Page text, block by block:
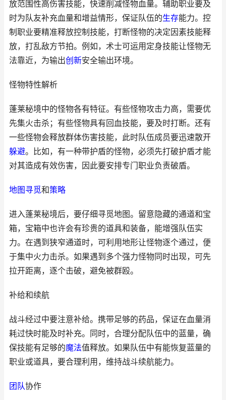
放范围性高伤害技能，快速削减怪物血量。辅助职业要及
时为队友补充血量和增益情形，保证队伍的生存能力。控
制职业要精准释放控制技能，打断怪物的决定因素技能释
放，打乱敌方节拍。例如，术士可运用定身技能让怪物无
法靠近，为输出创新安全输出环境。
怪物特性解析
蓬莱秘境中的怪物各有特征。有些怪物攻击力高，需要优
先集火击杀；有些怪物具有回血技能，要及时打断。还有
一些怪物会释放群体伤害技能，此时队伍成员要迅速散开
躲避。比如，有一种带护盾的怪物，必须先打破护盾才能
对其造成有效伤害，因此要安排专门职业负责破盾。
地图寻觅和策略
进入蓬莱秘境后，要仔细寻觅地图。留意隐藏的通道和宝
箱，宝箱中也许会有珍贵的道具和装备，能增强队伍实
力。在遇到狭窄通道时，可利用地形让怪物逐个通过，便
于集中火力击杀。如果遇到多个强力怪物同时出现，可先
拉开距离，逐个击破，避免被群殴。
补给和续航
战斗经过中要注意补给。携带足够的药品，保证在血量消
耗过快时能及时补充。同时，合理分配队伍中的蓝量，确
保技能有足够的魔法值释放。如果队伍中有能恢复蓝量的
职业或道具，要合理利用，维持战斗续航能力。
团队协作